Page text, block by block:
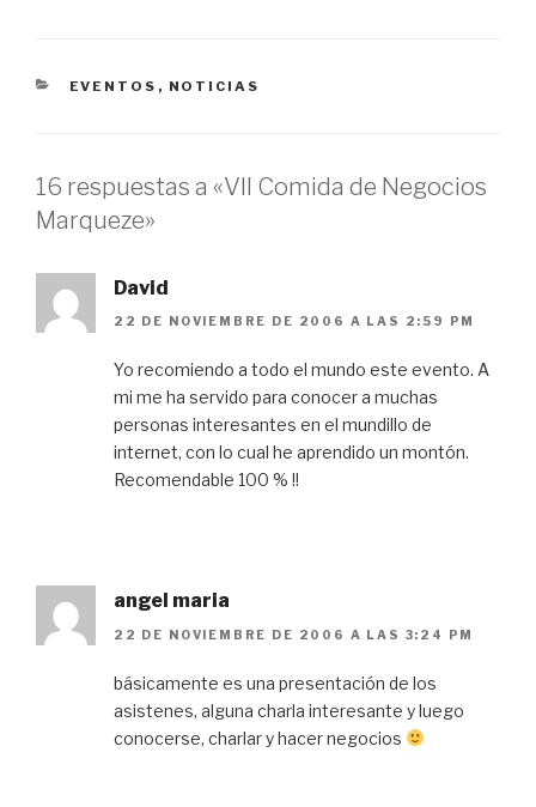
CATEGORÍAS
EVENTOS , NOTICIAS
16 respuestas a «VII Comida de Negocios
Marqueze»
David
22 DE NOVIEMBRE DE 2006 A LAS 2:59 PM
Yo recomiendo a todo el mundo este evento. A
mi me ha servido para conocer a muchas
personas interesantes en el mundillo de
internet, con lo cual he aprendido un montón.
Recomendable 100 % !!
angel maria
22 DE NOVIEMBRE DE 2006 A LAS 3:24 PM
básicamente es una presentación de los
asistenes, alguna charla interesante y luego
conocerse, charlar y hacer negocios